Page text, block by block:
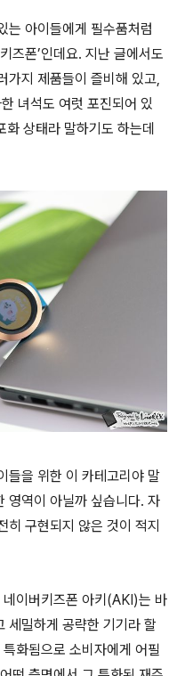
는 아이들에게 필수품처럼
즈폰’인데요. 지난 글에서도
가지 제품들이 즐비해 있고,
녀석도 여럿 포진되어 있
상태라 말하기도 하는데
들을 위한 이 카테고리야 말
영역이 아닐까 싶습니다. 자
히 구현되지 않은 것이 적지
이버키즈폰 아키(AKI)는 바
세밀하게 공략한 기기라 할
화됨으로 소비자에게 어필